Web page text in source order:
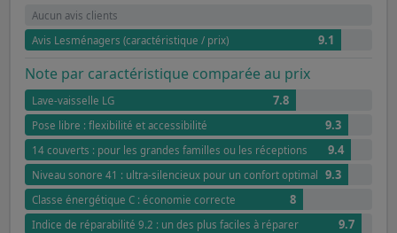
Aucun avis clients
Avis Lesménagers (caractéristique / prix)
9.1
Note par caractéristique comparée au prix
Lave-vaisselle LG 7.8
Pose libre : flexibilité et accessibilité 9.3
14 couverts : pour les grandes familles ou les réceptions 9.4
Niveau sonore 41 : ultra-silencieux pour un confort optimal 9.3
Classe énergétique C : économie correcte 8
Indice de réparabilité 9.2 : un des plus faciles à réparer 9.7